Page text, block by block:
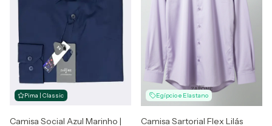
Pima | Classic
Camisa Social Azul Marinho |
Egípcio e Elastano
Camisa Sartorial Flex Lilás